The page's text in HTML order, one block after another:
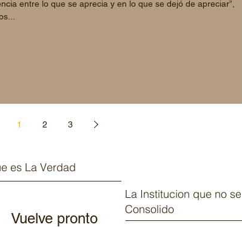
entre lo que se aprecia y en lo que se dejó de apreciar”,
1 2 3
es La Verdad
Vuelve pronto
La Institucion que no se
Consolido